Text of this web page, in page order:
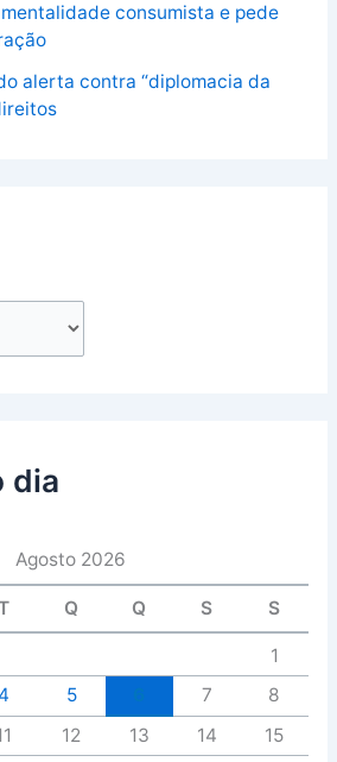
consumista e pede
alerta contra “diplomacia da
dia
Agosto 2026
Q Q S S
1
4 5 7
8
12 13 14
15